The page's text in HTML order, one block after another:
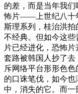
的差，而是当年我
怖片——上世纪八十
斯理系列，桂治洪拍
不经典。但如今这
片已经进化，恐怖
套路被韩国人抄了
斥网络平台形形色
的口诛笔伐，如今
中，消失的它。而